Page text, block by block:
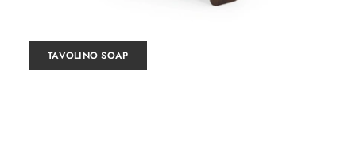
TAVOLINO SOAP